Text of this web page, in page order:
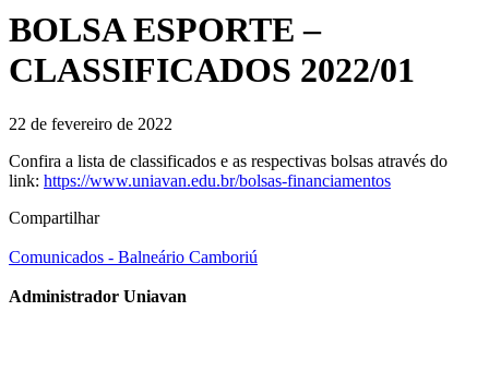
BOLSA ESPORTE –
CLASSIFICADOS 2022/01
22 de fevereiro de 2022
Confira a lista de classificados e as respectivas bolsas através do
link: https://www.uniavan.edu.br/bolsas-financiamentos
Compartilhar
Comunicados - Balneário Camboriú
Administrador Uniavan